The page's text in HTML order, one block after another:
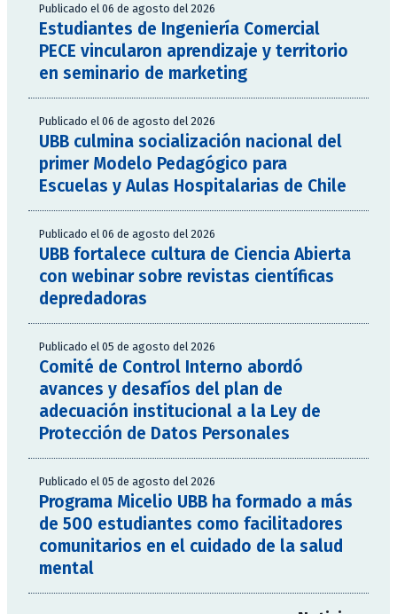
Publicado el 06 de agosto del 2026
Estudiantes de Ingeniería Comercial
PECE vincularon aprendizaje y territorio
en seminario de marketing
Publicado el 06 de agosto del 2026
UBB culmina socialización nacional del
primer Modelo Pedagógico para
Escuelas y Aulas Hospitalarias de Chile
Publicado el 06 de agosto del 2026
UBB fortalece cultura de Ciencia Abierta
con webinar sobre revistas científicas
depredadoras
Publicado el 05 de agosto del 2026
Comité de Control Interno abordó
avances y desafíos del plan de
adecuación institucional a la Ley de
Protección de Datos Personales
Publicado el 05 de agosto del 2026
Programa Micelio UBB ha formado a más
de 500 estudiantes como facilitadores
comunitarios en el cuidado de la salud
mental